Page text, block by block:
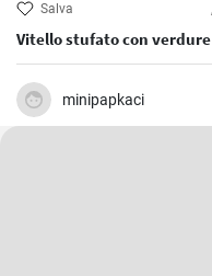
Salva
Vitello stufato con verdure
minipapkaci